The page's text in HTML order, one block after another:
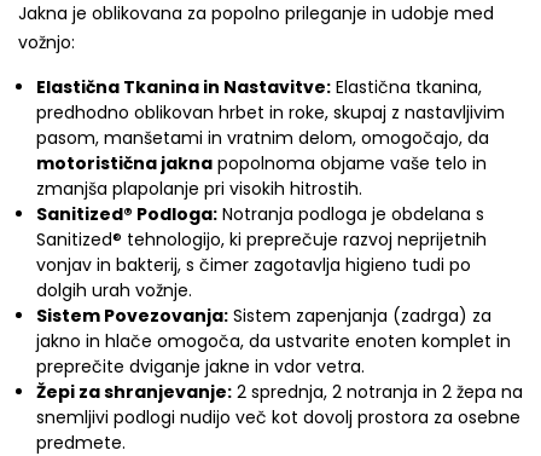
Jakna je oblikovana za popolno prileganje in udobje med
vožnjo:
Elastična Tkanina in Nastavitve: Elastična tkanina,
predhodno oblikovan hrbet in roke, skupaj z nastavljivim
pasom, manšetami in vratnim delom, omogočajo, da
motoristična jakna popolnoma objame vaše telo in
zmanjša plapolanje pri visokih hitrostih.
Sanitized® Podloga: Notranja podloga je obdelana s
Sanitized® tehnologijo, ki preprečuje razvoj neprijetnih
vonjav in bakterij, s čimer zagotavlja higieno tudi po
dolgih urah vožnje.
Sistem Povezovanja: Sistem zapenjanja (zadrga) za
jakno in hlače omogoča, da ustvarite enoten komplet in
preprečite dviganje jakne in vdor vetra.
Žepi za shranjevanje: 2 sprednja, 2 notranja in 2 žepa na
snemljivi podlogi nudijo več kot dovolj prostora za osebne
predmete.